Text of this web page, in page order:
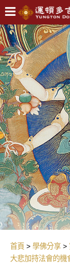
首頁 學佛分享
大悲加持法會的機